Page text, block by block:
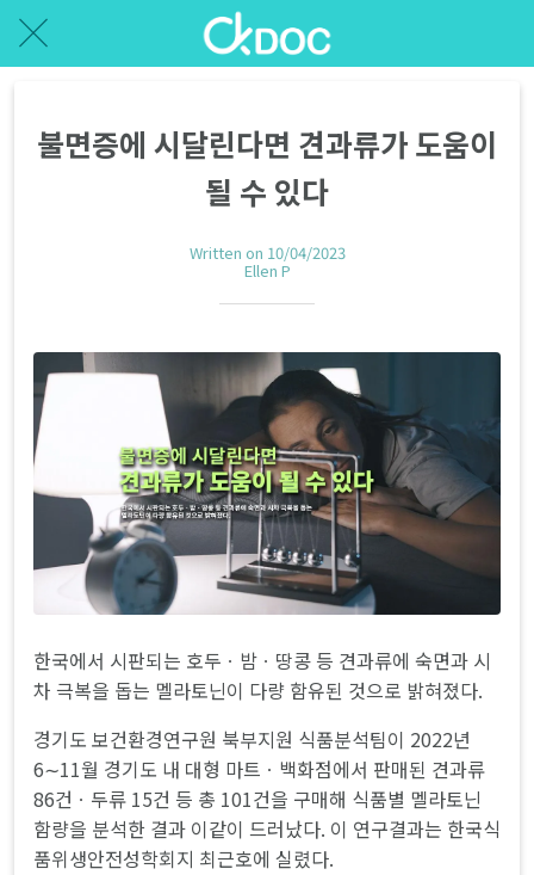
불면증에 시달린다면 견과류가 도움이
될 수 있다
Written on 10/04/2023
Ellen P
한국에서 시판되는 호두ㆍ밤ㆍ땅콩 등 견과류에 숙면과 시
차 극복을 돕는 멜라토닌이 다량 함유된 것으로 밝혀졌다.
경기도 보건환경연구원 북부지원 식품분석팀이 2022년
6∼11월 경기도 내 대형 마트ㆍ백화점에서 판매된 견과류
86건ㆍ두류 15건 등 총 101건을 구매해 식품별 멜라토닌
함량을 분석한 결과 이같이 드러났다. 이 연구결과는 한국식
품위생안전성학회지 최근호에 실렸다.